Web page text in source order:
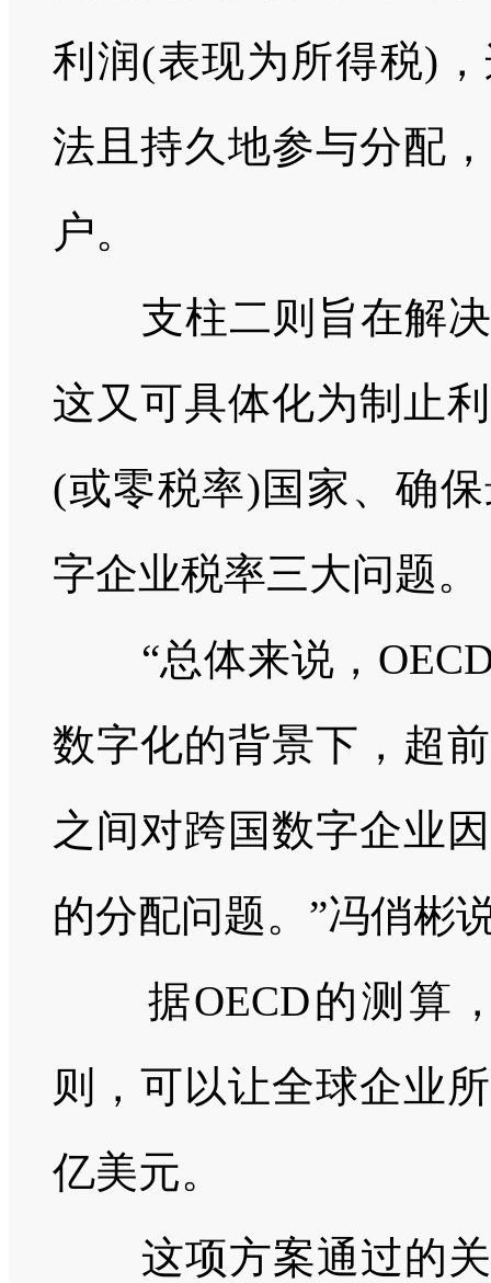
利润(表现为所得税)
法且持久地参与分配
户。
支柱二则旨在解
这又可具体化为制止
(或零税率)国家、确
字企业税率三大问题。
“总体来说，
数字化的背景下，超
之间对跨国数字企业
的分配问题。”冯俏彬
据OECD的测算
则，可以让全球企业
亿美元。
这项方案通过的